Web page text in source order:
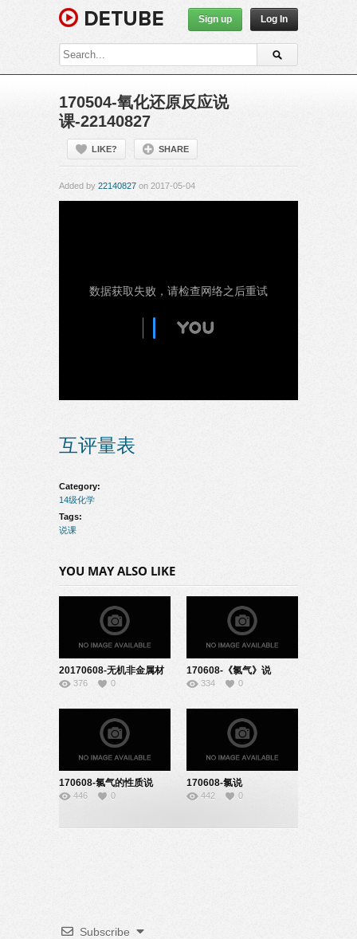
Sign up Log In
170504-氧化还原反应说
课-22140827
LIKE? SHARE
Added by 22140827 on 2017-05-04
互评量表
Category:
14级化学
Tags:
说课
YOU MAY ALSO LIKE
20170608-无机非金属材
料的主角
376 0
170608-《氯气》说
课-22140825
334 0
170608-氯气的性质说
课-22140843
446 0
170608-氯说
课-22140826
442 0
Subscribe